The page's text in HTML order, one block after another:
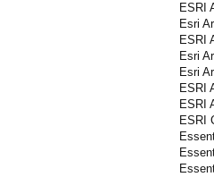
ESRI
Esri
ESRI
Esri
Esri
ESRI
ESRI
ESRI